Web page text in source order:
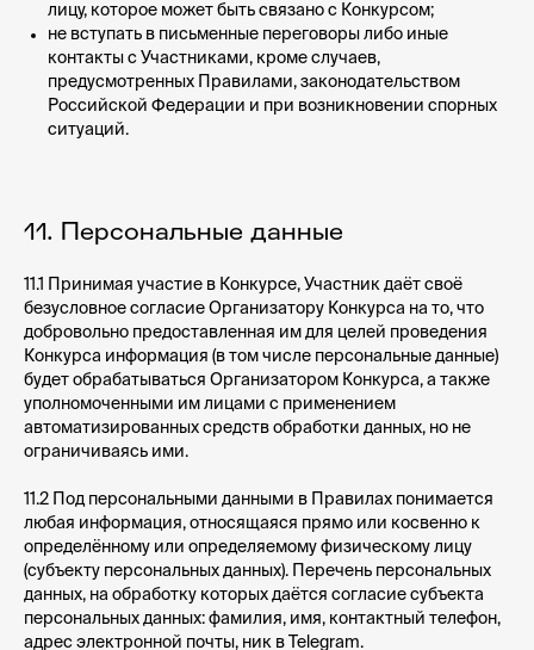
лицу, которое может быть связано с Конкурсом;
не вступать в письменные переговоры либо иные
контакты с Участниками, кроме случаев,
предусмотренных Правилами, законодательством
Российской Федерации и при возникновении спорных
ситуаций.
11. Персональные данные
11.1 Принимая участие в Конкурсе, Участник даёт своё
безусловное согласие Организатору Конкурса на то, что
добровольно предоставленная им для целей проведения
Конкурса информация (в том числе персональные данные)
будет обрабатываться Организатором Конкурса, а также
уполномоченными им лицами с применением
автоматизированных средств обработки данных, но не
ограничиваясь ими.
11.2 Под персональными данными в Правилах понимается
любая информация, относящаяся прямо или косвенно к
определённому или определяемому физическому лицу
(субъекту персональных данных). Перечень персональных
данных, на обработку которых даётся согласие субъекта
персональных данных: фамилия, имя, контактный телефон,
адрес электронной почты, ник в Telegram.